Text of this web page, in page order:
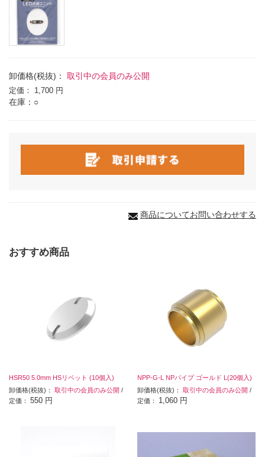
卸価格(税抜)： 取引中の会員のみ公開
定価： 1,700 円
在庫：○
商品についてお問い合わせする
おすすめ商品
HSR50 5.0mm HSリベット (10個入)
卸価格(税抜)： 取引中の会員のみ公開 /
定価： 550 円
NPP-G-L NPパイプ ゴールド L(20個入)
卸価格(税抜)：取引中の会員のみ公開 /
定価： 1,060 円